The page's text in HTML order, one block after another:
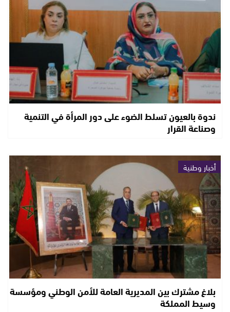
ندوة بالعيون تسلط الضوء على دور المرأة في التنمية
وصناعة القرار
أخبار وطنية
بلاغ مشترك بين المديرية العامة للأمن الوطني ومؤسسة
وسيط المملكة